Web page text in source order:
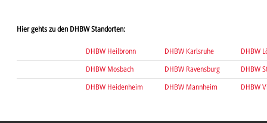
Hier gehts zu den DHBW Standorten:
DHBW Heilbronn DHBW Karlsruhe DHBW
DHBW Mosbach DHBW Ravensburg DHBW
DHBW Heidenheim DHBW Mannheim DHBW